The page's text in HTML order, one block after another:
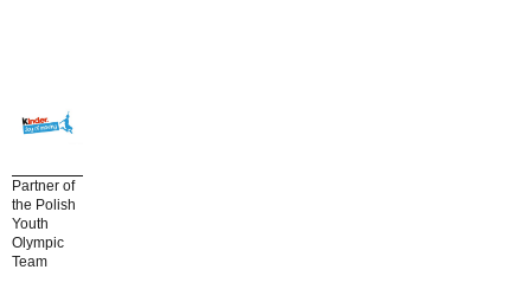
Partner of
the Polish
Youth
Olympic
Team